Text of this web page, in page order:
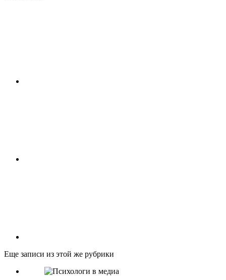
Еще записи из этой же рубрики